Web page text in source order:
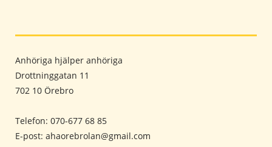
Anhöriga hjälper anhöriga
Drottninggatan 11
702 10 Örebro
Telefon: 070-677 68 85
E-post: ahaorebrolan@gmail.com